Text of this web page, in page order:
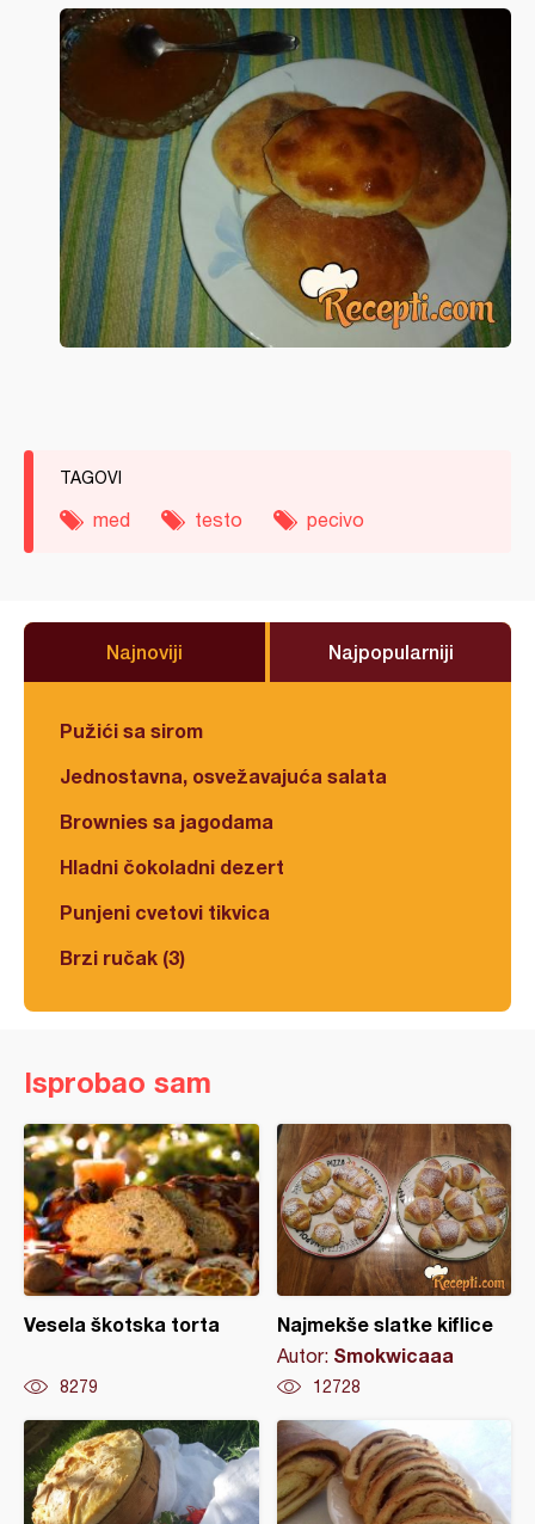
TAGOVI
med testo pecivo
Najnoviji Najpopularniji
Pužići sa sirom
Jednostavna, osvežavajuća salata
Brownies sa jagodama
Hladni čokoladni dezert
Punjeni cvetovi tikvica
Brzi ručak (3)
Isprobao sam
Vesela škotska torta
8279
Najmekše slatke kiflice
Autor: Smokwicaaa
12728